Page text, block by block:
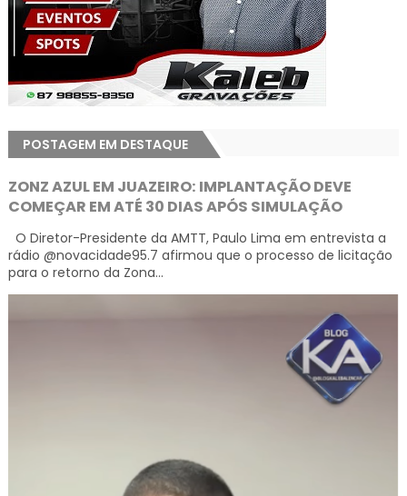
POSTAGEM EM DESTAQUE
ZONZ AZUL EM JUAZEIRO: IMPLANTAÇÃO DEVE
COMEÇAR EM ATÉ 30 DIAS APÓS SIMULAÇÃO
O Diretor-Presidente da AMTT, Paulo Lima em entrevista a
rádio @novacidade95.7 afirmou que o processo de licitação
para o retorno da Zona...